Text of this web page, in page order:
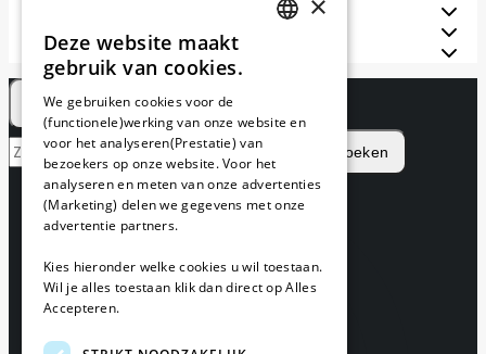
Draadpennen
Draadverbinders
Zoeken
GERMAN
Deze website maakt
gebruik van cookies.
We gebruiken cookies voor de
(functionele)werking van onze website en
voor het analyseren(Prestatie) van
bezoekers op onze website. Voor het
analyseren en meten van onze advertenties
(Marketing) delen we gegevens met onze
advertentie partners.
Kies hieronder welke cookies u wil toestaan.
Wil je alles toestaan klik dan direct op Alles
Accepteren.